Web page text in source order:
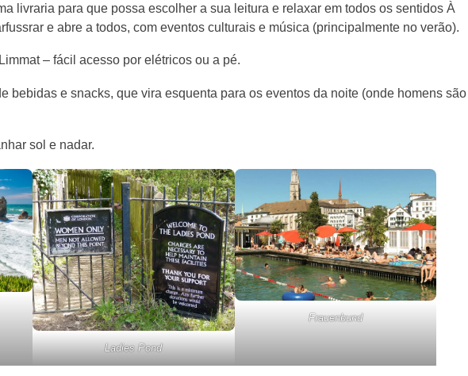
livraria para que possa escolher a sua leitura e relaxar em todos os sentidos À
e abre a todos, com eventos culturais e música (principalmente no verão).
– fácil acesso por elétricos ou a pé.
bebidas e snacks, que vira esquenta para os eventos da noite (onde homens são
sol e nadar.
Ladies Pond
Frauenbund